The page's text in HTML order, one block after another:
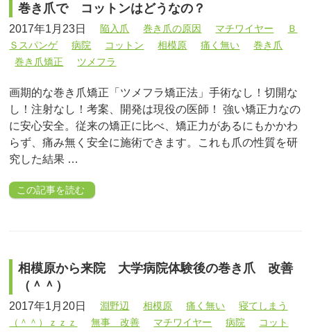
巻き爪で コットンはどうなの？
2017年1月23日 陥入爪 巻き爪の原因 マチワイヤー
Ｂ
Ｓスパンゲ
病院 コットン 相模原 痛く無い
巻き爪
巻き爪矯正
ツメフラ
画期的な巻き爪矯正「ツメフラ矯正法」手術なし！切開な
し！注射なし！考案、開発は現役の医師！ 強い矯正力なの
に安心安全。従来の矯正に比べ、矯正力があるにもかかわ
らず、痛み無く安全に施術できます。これも爪の性質を研
究した結果 …
この記事を読む
相模原から来院 大学病院体験後の巻き爪 改善
（＾＾）
2017年1月20日 淵野辺 相模原 痛く無い
寝てしまう
（＾＾）ｚｚｚ
無事 改善 マチワイヤー 病院
コット